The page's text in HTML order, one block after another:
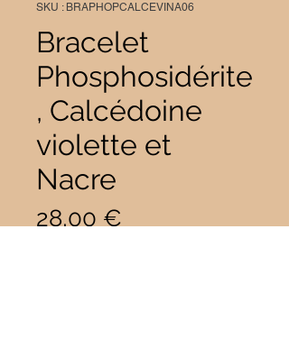
SKU : BRAPHOPCALCEVINA06
Bracelet
Phosphosidérite
, Calcédoine
violette et
Nacre
28,00 €